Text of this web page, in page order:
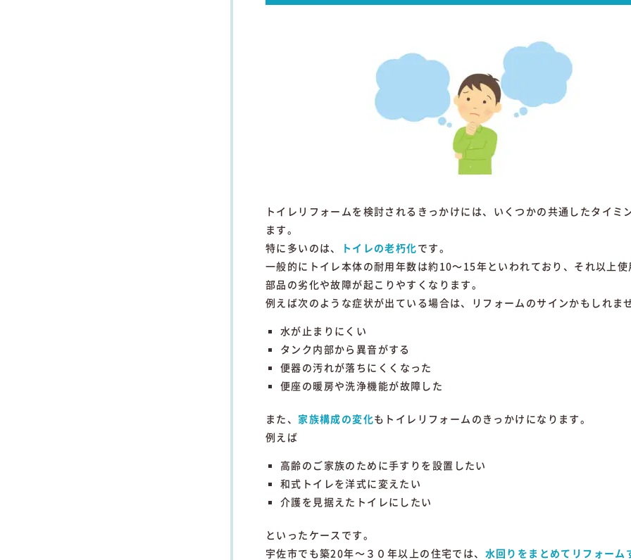
トイレ リフォームを検討さ れる きっかけに は、 いくつかの共通 したタイミ
ます。
特に 多い のは、 トイレの老朽化です。
一般的に トイレ本体の耐用年数は約10～15年と いわれており、 それ以上使
部品 の劣化や故障が起こ りやすく なり ます。
例えば次のよう な症状が出 ている場合は、 リフォーム のサインかも しれま
水が 止まり にくい
タンク内部から 異音がする
便器の汚れが落ち に く く な っ た
便座の暖房や洗浄機能が故障 した
また、 家族構成の変化も トイレ リフォーム の きっかけ になり ます。
例えば
高齢の ご家族の ため に手すり を設置 したい
和式 トイレを洋式に 変えたい
介護を 見据え た トイレに したい
といった ケース です。
宇佐市でも築20年～３０年以上の住宅では、 水回り を まとめて リフォーム